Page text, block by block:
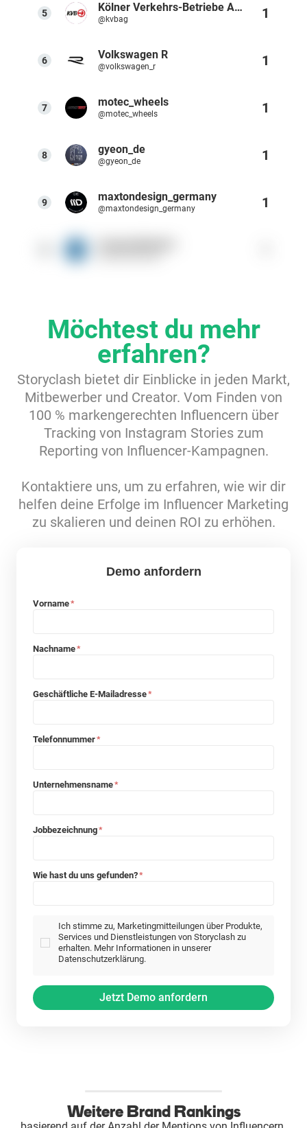
5 Kölner Verkehrs-Betriebe AG - KVB
@kvbag 1
6 Volkswagen R
@volkswagen_r 1
7 motec_wheels
@motec_wheels 1
8 gyeon_de
@gyeon_de 1
9 maxtondesign_germany
@maxtondesign_germany 1
Möchtest du mehr
erfahren?
Storyclash bietet dir Einblicke in jeden Markt,
Mitbewerber und Creator. Vom Finden von
100 % markengerechten Influencern über
Tracking von Instagram Stories zum
Reporting von Influencer-Kampagnen.
Kontaktiere uns, um zu erfahren, wie wir dir
helfen deine Erfolge im Influencer Marketing
zu skalieren und deinen ROI zu erhöhen.
Demo anfordern
Vorname*
Nachname*
Geschäftliche E-Mailadresse*
Telefonnummer*
Unternehmensname*
Jobbezeichnung*
Wie hast du uns gefunden?*
Ich stimme zu, Marketingmitteilungen über Produkte,
Services und Dienstleistungen von Storyclash zu
erhalten. Mehr Informationen in unserer
Datenschutzerklärung.
Weitere Brand Rankings